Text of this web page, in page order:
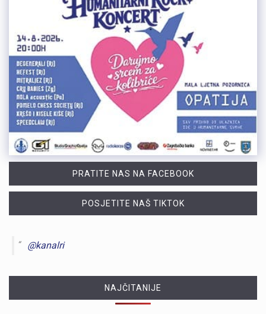
PRATITE NAS NA FACEBOOK
POSJETITE NAŠ TIKTOK
@kanalri
NAJČITANIJE